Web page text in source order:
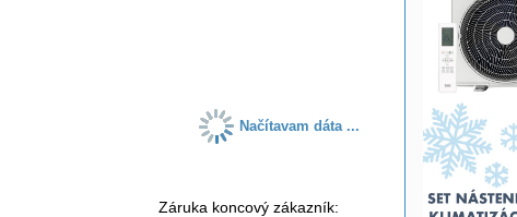
Načítavam dáta ...
Záruka koncový zákazník: